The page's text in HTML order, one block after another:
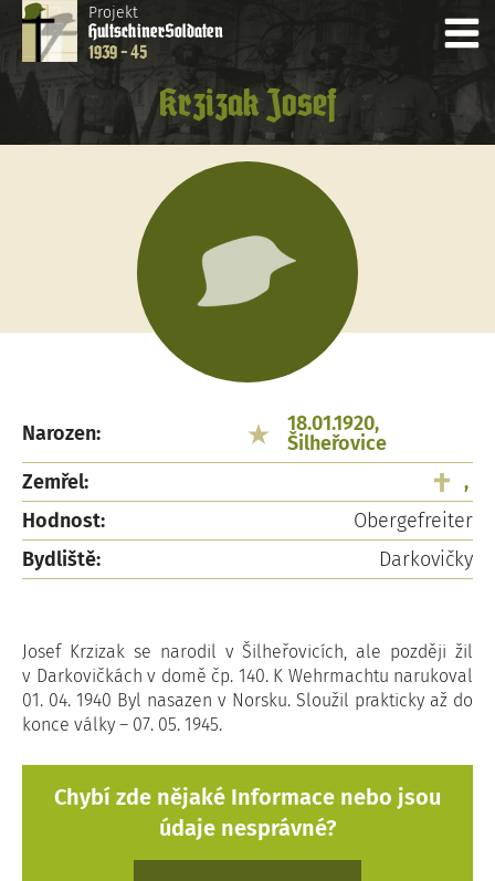
Projekt
HultschinerSoldaten
1939 - 45
Krzizak Josef
Narozen:
18.01.1920,
Šilheřovice
Zemřel:
,
Hodnost:
Obergefreiter
Bydliště:
Darkovičky
Josef Krzizak se narodil v Šilheřovicích, ale později žil
v Darkovičkách v domě čp. 140. K Wehrmachtu narukoval
01. 04. 1940 Byl nasazen v Norsku. Sloužil prakticky až do
konce války – 07. 05. 1945.
Chybí zde nějaké Informace nebo jsou
údaje nesprávné?